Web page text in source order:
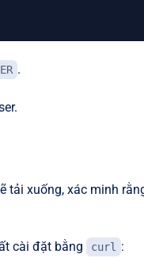
.
tải xuống, xác minh
cài đặt bằng curl :